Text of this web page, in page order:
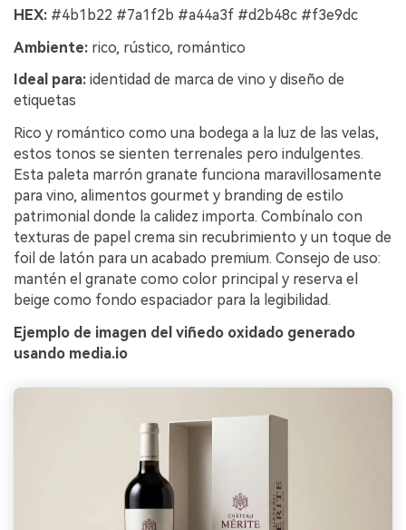
HEX: #4b1b22 #7a1f2b #a44a3f #d2b48c #f3e9dc
Ambiente: rico, rústico, romántico
Ideal para: identidad de marca de vino y diseño de
etiquetas
Rico y romántico como una bodega a la luz de las velas,
estos tonos se sienten terrenales pero indulgentes.
Esta paleta marrón granate funciona maravillosamente
para vino, alimentos gourmet y branding de estilo
patrimonial donde la calidez importa. Combínalo con
texturas de papel crema sin recubrimiento y un toque de
foil de latón para un acabado premium. Consejo de uso:
mantén el granate como color principal y reserva el
beige como fondo espaciador para la legibilidad.
Ejemplo de imagen del viñedo oxidado generado
usando media.io